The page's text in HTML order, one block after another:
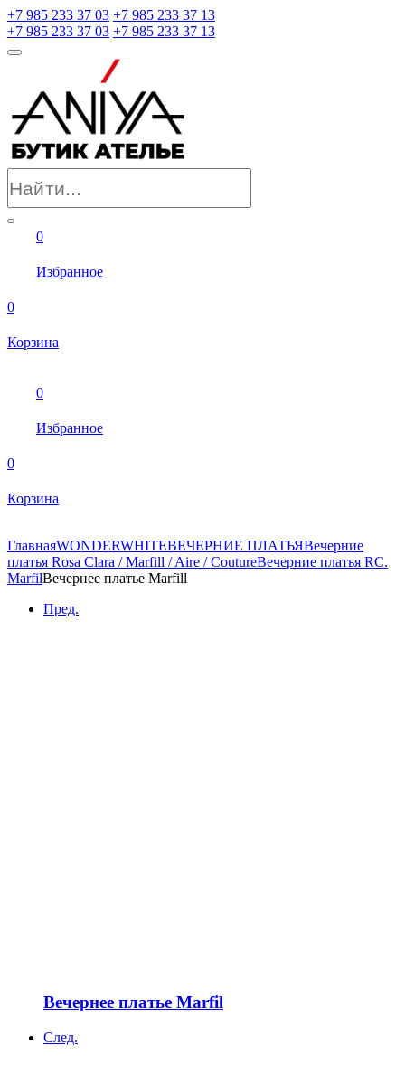
+7 985 233 37 03 +7 985 233 37 13
+7 985 233 37 03 +7 985 233 37 13
0
Избранное
0
Корзина
0
Избранное
0
Корзина
ГлавнаяWONDERWHITEВЕЧЕРНИЕ ПЛАТЬЯВечерние
платья Rosa Clara / Marfill / Aire / CoutureВечерние платья RC.
MarfilВечернее платье Marfill
Пред.
Вечернее платье Marfil
След.